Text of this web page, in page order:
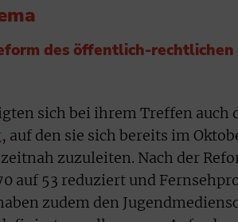
des öffentlich-rechtlichen
sich bei ihrem Treffen auch
, auf den sie sich bereits im
zuzuleiten. Nach der
auf 53 reduziert und
zudem den